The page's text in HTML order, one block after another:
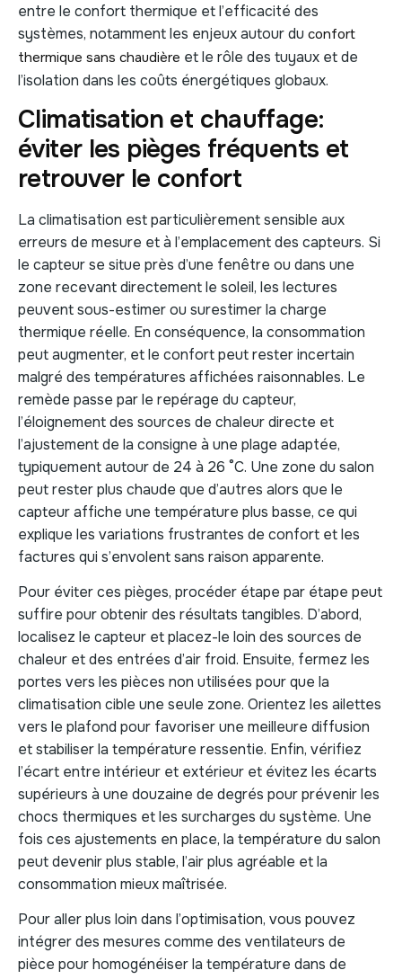
entre le confort thermique et l’efficacité des
systèmes, notamment les enjeux autour du confort
thermique sans chaudière et le rôle des tuyaux et de
l’isolation dans les coûts énergétiques globaux.
Climatisation et chauffage:
éviter les pièges fréquents et
retrouver le confort
La climatisation est particulièrement sensible aux
erreurs de mesure et à l’emplacement des capteurs. Si
le capteur se situe près d’une fenêtre ou dans une
zone recevant directement le soleil, les lectures
peuvent sous-estimer ou surestimer la charge
thermique réelle. En conséquence, la consommation
peut augmenter, et le confort peut rester incertain
malgré des températures affichées raisonnables. Le
remède passe par le repérage du capteur,
l’éloignement des sources de chaleur directe et
l’ajustement de la consigne à une plage adaptée,
typiquement autour de 24 à 26 °C. Une zone du salon
peut rester plus chaude que d’autres alors que le
capteur affiche une température plus basse, ce qui
explique les variations frustrantes de confort et les
factures qui s’envolent sans raison apparente.
Pour éviter ces pièges, procéder étape par étape peut
suffire pour obtenir des résultats tangibles. D’abord,
localisez le capteur et placez-le loin des sources de
chaleur et des entrées d’air froid. Ensuite, fermez les
portes vers les pièces non utilisées pour que la
climatisation cible une seule zone. Orientez les ailettes
vers le plafond pour favoriser une meilleure diffusion
et stabiliser la température ressentie. Enfin, vérifiez
l’écart entre intérieur et extérieur et évitez les écarts
supérieurs à une douzaine de degrés pour prévenir les
chocs thermiques et les surcharges du système. Une
fois ces ajustements en place, la température du salon
peut devenir plus stable, l’air plus agréable et la
consommation mieux maîtrisée.
Pour aller plus loin dans l’optimisation, vous pouvez
intégrer des mesures comme des ventilateurs de
pièce pour homogénéiser la température dans de